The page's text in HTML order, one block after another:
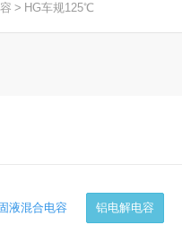
> HG车规125℃
液混合电容 铝电解电容